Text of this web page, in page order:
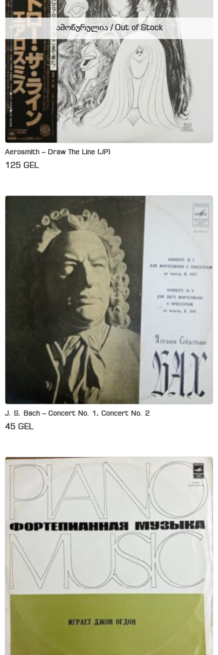
Aerosmith – Draw The Line (JP)
125 GEL
ამოწურულია / Out of Stock
J. S. Bach – Concert No. 1, Concert No. 2
45 GEL